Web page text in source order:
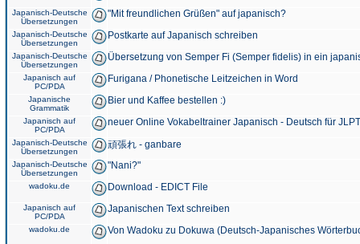
Japanisch-Deutsche
Übersetzungen
"Mit freundlichen Grüßen" auf japanisch?
Japanisch-Deutsche
Übersetzungen
Postkarte auf Japanisch schreiben
Japanisch-Deutsche
Übersetzungen
Übersetzung von Semper Fi (Semper fidelis) in ein
Japanisch auf
PC/PDA
Furigana / Phonetische Leitzeichen in Word
Japanische
Grammatik
Bier und Kaffee bestellen :)
Japanisch auf
PC/PDA
neuer Online Vokabeltrainer Japanisch - Deutsch für
Japanisch-Deutsche
Übersetzungen
頑張れ - ganbare
Japanisch-Deutsche
Übersetzungen
"Nani?"
wadoku.de Download - EDICT File
Japanisch auf
PC/PDA
Japanischen Text schreiben
wadoku.de Von Wadoku zu Dokuwa (Deutsch-Japanisches